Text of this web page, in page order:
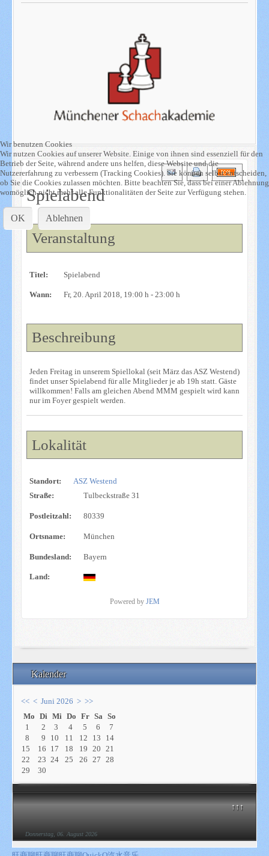
↑↑↑
Donnerstag, 06. August 2026
Kalender
<< < Juni 2026 > >>
Mo Di Mi Do Fr Sa So
1
2 3 4 5 6
7
8
9 10 11 12 13
14
15
16 17 18 19 20
21
22
23 24 25 26 27
28
29
30
Spielabend
Veranstaltung
Titel: Spielabend
Wann: Fr, 20. April 2018, 19:00 h - 23:00 h
Beschreibung
Jeden Freitag in unserem Spiellokal (seit März das ASZ Westend)
findet unser Spielabend für alle Mitglieder je ab 19h statt. Gäste
willkommen! Falls am gleichen Abend MMM gespielt wird kann
nur im Foyer gespielt werden.
Lokalität
Standort:
ASZ Westend
Straße:
Tulbeckstraße 31
Postleitzahl: 80339
Ortsname: München
Bundesland: Bayern
Land:
Powered by JEM
Wir benutzen Cookies
Wir nutzen Cookies auf unserer Website. Einige von ihnen sind essenziell für den
Betrieb der Seite, während andere uns helfen, diese Website und die
Nutzererfahrung zu verbessern (Tracking Cookies). Sie können selbst entscheiden,
ob Sie die Cookies zulassen möchten. Bitte beachten Sie, dass bei einer Ablehnung
womöglich nicht mehr alle Funktionalitäten der Seite zur Verfügung stehen.
OK Ablehnen